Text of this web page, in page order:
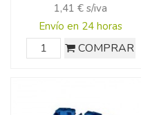
1,41 € s/iva
Envío en 24 horas
COMPRAR